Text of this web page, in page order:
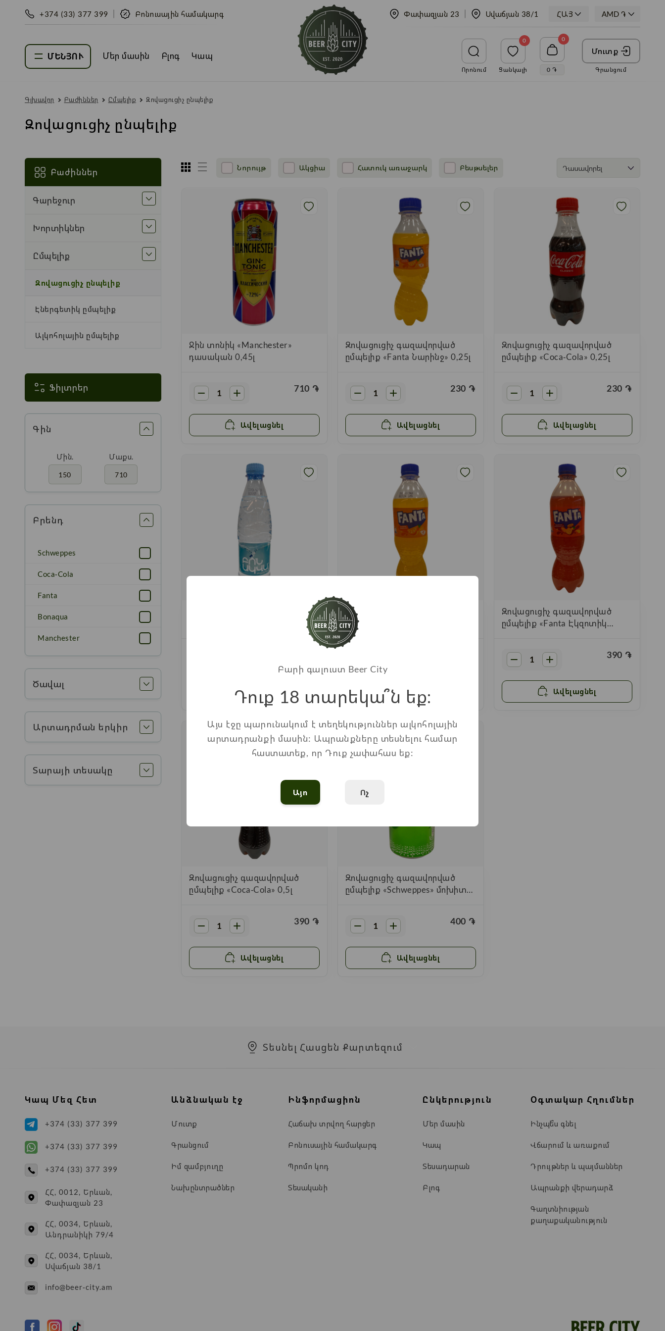
+374 (33) 377 399 Բոնուսային համակարգ Փափազյան 23 Սվաճյան 38/1 ՀԱՅ
ՄԵՆՅՈՒ Մեր մասին Բլոգ Կապ
Որոնում
0
Ցանկալի
0
0 ֏
Մուտք
Գրանցում
Գլխավոր Բաժիններ Ըմպելիք Զովացուցիչ ընպելիք
Զովացուցիչ ընպելիք
Բաժիններ
Գարեջուր
Խորտիկներ
Ըմպելիք
Զովացուցիչ ընպելիք
Էներգետիկ ըմպելիք
Ալկոհոլային ըմպելիք
Ֆիլտրեր
Գին
Մին. Մաքս.
Բրենդ
Schweppes
Coca-Cola
Fanta
Bonaqua
Manchester
Ծավալ
Արտադրման երկիր
Տարայի տեսակը
Նորույթ Ակցիա Հատուկ առաջարկ Բեսթսելեր
Ջին տոնիկ «Manchester»
դասական 0,45լ
710 ֏
Ավելացնել
Զովացուցիչ գազավորված
ըմպելիք «Fanta Նարինջ» 0,25լ
230 ֏
Ավելացնել
Զովացուցիչ գազավորված
ըմպելիք «Coca-Cola» 0,25լ
230 ֏
Ավելացնել
Ավելացնել
Զովացուցիչ գազավորված
ըմպելիք «Fanta Նարինջ» 0,5լ
Ավելացնել
Զովացուցիչ գազավորված
ըմպելիք «Fanta Էկզոտիկ
390 ֏
Ավելացնել
Զովացուցիչ գազավորված
ըմպելիք «Coca-Cola» 0,5լ
390 ֏
Ավելացնել
Զովացուցիչ գազավորված
ըմպելիք «Schweppes» մոխիտո
400 ֏
Ավելացնել
Տեսնել Հասցեն Քարտեզում
Կապ Մեզ Հետ
+374 (33) 377 399
+374 (33) 377 399
+374 (33) 377 399
ՀՀ, 0012, Երևան,
Փափազյան 23
ՀՀ, 0034, Երևան,
Անդրանիկի 79/4
ՀՀ, 0034, Երևան,
Սվաճյան 38/1
info@beer-city.am
Անձնական էջ
Մուտք
Գրանցում
Իմ զամբյուղը
Նախընտրածներ
Ինֆորմացիոն
Հաճախ տրվող հարցեր
Բոնուսային համակարգ
Պրոմո կոդ
Տեսականի
Ընկերություն
Մեր մասին
Կապ
Տեսադարան
Բլոգ
Օգտակար Հղումներ
Ինչպե՞ս գնել
Վճարում և առաքում
Դրույթներ և պայմաններ
Ապրանքի վերադարձ
Գաղտնիության
քաղաքականություն
Բարի գալուստ Beer City
Դուք 18 տարեկա՞ն եք։
Այս էջը պարունակում է տեղեկություններ ալկոհոլային
արտադրանքի մասին: Ապրանքները տեսնելու համար
հաստատեք, որ Դուք չափահաս եք:
Այո Ոչ